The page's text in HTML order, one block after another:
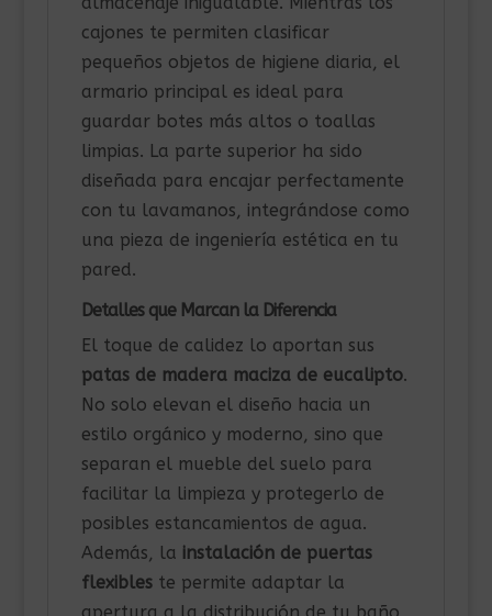
cajones te permiten clasificar
pequeños objetos de higiene diaria, el
armario principal es ideal para
guardar botes más altos o toallas
limpias. La parte superior ha sido
diseñada para encajar perfectamente
con tu lavamanos, integrándose como
una pieza de ingeniería estética en tu
pared.
Detalles que Marcan la Diferencia
El toque de calidez lo aportan sus
patas de madera maciza de eucalipto.
No solo elevan el diseño hacia un
estilo orgánico y moderno, sino que
separan el mueble del suelo para
facilitar la limpieza y protegerlo de
posibles estancamientos de agua.
Además, la instalación de puertas
flexibleste permite adaptar la